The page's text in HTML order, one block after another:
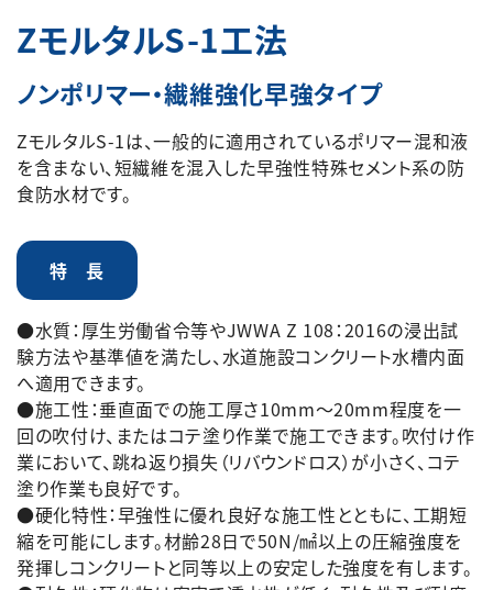
ZモルタルS-1工法
ノンポリマー・繊維強化早強タイプ
ZモルタルS-1は、一般的に適用されているポリマー混和液
を含まない、短繊維を混入した早強性特殊セメント系の防
食防水材です。
特 長
●水質：厚生労働省令等やJWWA Z 108：2016の浸出試
験方法や基準値を満たし、水道施設コンクリート水槽内面
へ適用できます。
●施工性：垂直面での施工厚さ10mm～20mm程度を一
回の吹付け、またはコテ塗り作業で施工できます。吹付け作
業において、跳ね返り損失（リバウンドロス）が小さく、コテ
塗り作業も良好です。
●硬化特性：早強性に優れ良好な施工性とともに、工期短
縮を可能にします。材齢28日で50N/㎟以上の圧縮強度を
発揮しコンクリートと同等以上の安定した強度を有します。